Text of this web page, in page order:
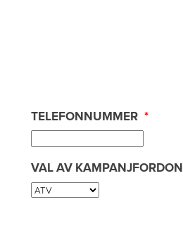
TELEFONNUMMER *
VAL AV KAMPANJFORDON